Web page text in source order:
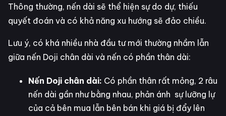
Thông thường, nến dài sẽ thể hiện sự do dự, thiếu
quyết đoán và có khả năng xu hướng sẽ đảo chiều.
Lưu ý, có khá nhiều nhà đầu tư mới thường nhầm lẫn
giữa nến Doji chân dài và nến có phần thân dài:
Nến Doji chân dài: Có phần thân rất mỏng, 2 râu
nến dài gần như bằng nhau, phản ánh sự lưỡng lự
của cả bên mua lẫn bên bán khi giá bị đẩy lên